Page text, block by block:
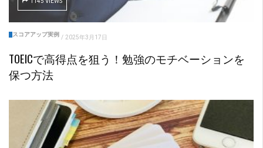
スコアアップ実例 / 2025年3月17日
TOEICで高得点を狙う！勉強のモチベーションを
保つ方法